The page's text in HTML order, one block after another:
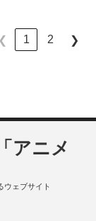
❮ 1 2 ❯
アニメ
ウェブサイト